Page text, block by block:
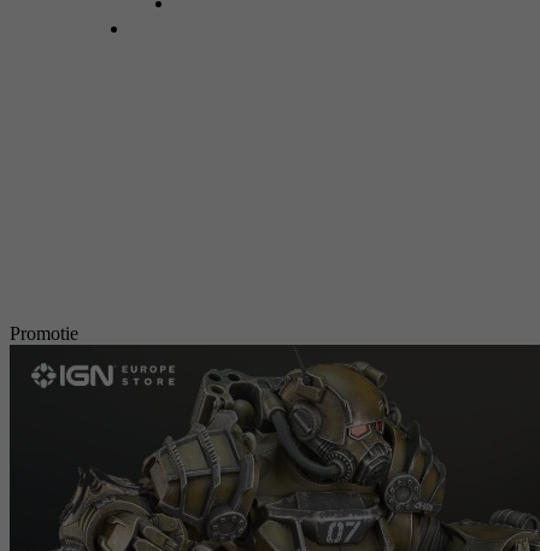
Promotie